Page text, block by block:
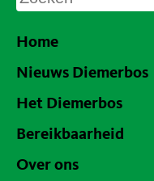
Home
Nieuws Diemerbos
Het Diemerbos
Bereikbaarheid
Over ons